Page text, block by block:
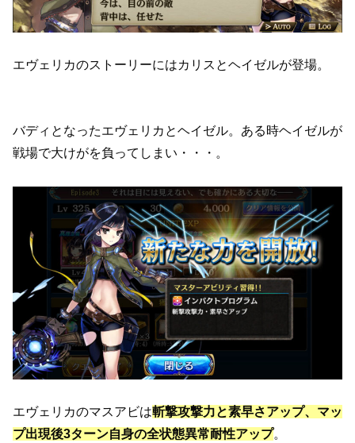
エヴェリカのストーリーにはカリスとヘイゼルが登場。
バディとなったエヴェリカとヘイゼル。ある時ヘイゼルが
戦場で大けがを負ってしまい・・・。
エヴェリカのマスアビは斬撃攻撃力と素早さアップ、マッ
プ出現後3ターン自身の全状態異常耐性アップ。